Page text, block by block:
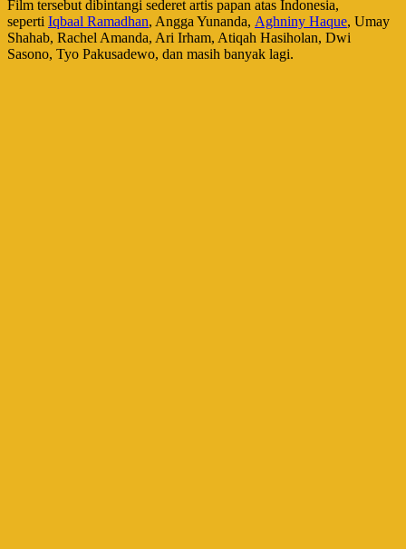
Film tersebut dibintangi sederet artis papan atas Indonesia,
seperti Iqbaal Ramadhan, Angga Yunanda, Aghniny Haque, Umay
Shahab, Rachel Amanda, Ari Irham, Atiqah Hasiholan, Dwi
Sasono, Tyo Pakusadewo, dan masih banyak lagi.